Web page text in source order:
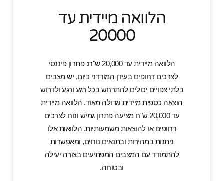
הלוואה מיידית עד
20000
הלוואה מיידית עד 20,000 ש"ח: פתרון פיננסי
לצרכים דחופים בעידן המודרני כיום, יש מצבים
בלתי צפויים יכולים להתרחש בכל רגע ורגע ולדרוש
הוצאה כספית מיידית וגדולה מאוד. הלוואה מיידית
עד 20,000 ש"ח מציעה פתרון גמיש ונוח לצרכים
דחופים או להוצאות משמעותיות. הלוואות אלו
ניתנות במהירות ובתנאים נוחים, ומאפשרות
להתמודד עם המצבים המפתיעים בצורה יעילה
ובטוחה.